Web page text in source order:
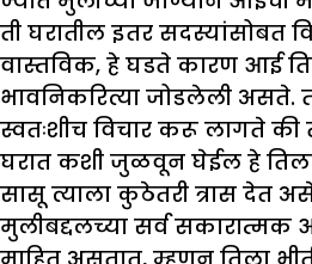
ती घरातील इतर सदस्यांसोबत
वास्तविक, हे घडते कारण आई
भावनिकरित्या जोडलेली असते.
स्वतःशीच विचार करू लागते की
घरात कशी जुळवून घेईल हे तिला
सासू त्याला कुठेतरी त्रास देत
मुलीबद्दलच्या सर्व सकारात्मक